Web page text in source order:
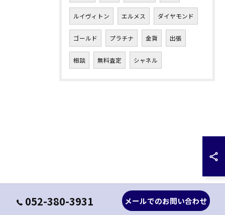
ルイヴィトン エルメス ダイヤモンド
ゴールド プラチナ 金貨 出張
相談 無料査定 シャネル
052-380-3931 メールでのお問い合わせ